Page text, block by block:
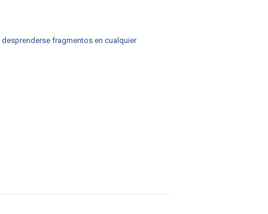
desprenderse fragmentos en cualquier